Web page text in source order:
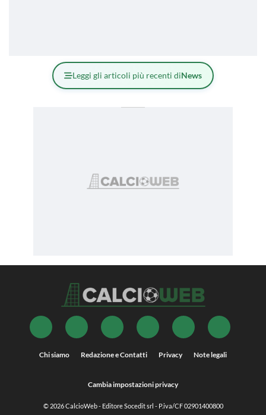
Leggi gli articoli più recenti diNews
Chi siamo Redazione e Contatti Privacy Note legali
Cambia impostazioni privacy
© 2026CalcioWeb- Editore Socedit srl - P.iva/CF 02901400800